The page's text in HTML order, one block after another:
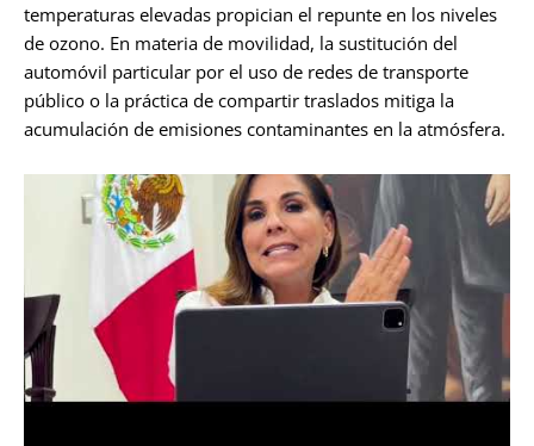
temperaturas elevadas propician el repunte en los niveles
de ozono. En materia de movilidad, la sustitución del
automóvil particular por el uso de redes de transporte
público o la práctica de compartir traslados mitiga la
acumulación de emisiones contaminantes en la atmósfera.